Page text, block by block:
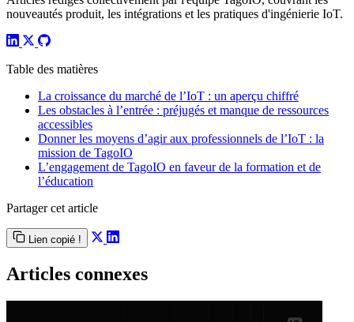
nouveautés produit, les intégrations et les pratiques d'ingénierie IoT.
Table des matières
La croissance du marché de l’IoT : un aperçu chiffré
Les obstacles à l’entrée : préjugés et manque de ressources
accessibles
Donner les moyens d’agir aux professionnels de l’IoT : la
mission de TagoIO
L’engagement de TagoIO en faveur de la formation et de
l’éducation
Partager cet article
Lien copié !
Articles connexes